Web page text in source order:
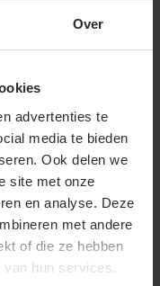
Over
advertenties te
media te bieden
Ook delen we
site met onze
en analyse. Deze
met andere
of die ze hebben
hun services.
verschillende
set? Combineer
die perfecte
kan de
daarom altijd